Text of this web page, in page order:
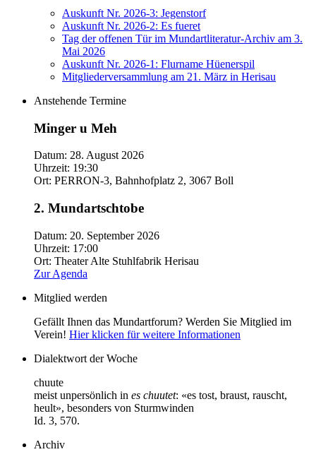
Auskunft Nr. 2026-3: Jegenstorf
Auskunft Nr. 2026-2: Es fueret
Tag der offenen Tür im Mundartliteratur-Archiv am 3.
Mai 2026
Auskunft Nr. 2026-1: Flurname Hüenerspil
Mitgliederversammlung am 21. März in Herisau
Anstehende Termine
Minger u Meh
Datum: 28. August 2026
Uhrzeit: 19:30
Ort: PERRON-3, Bahnhofplatz 2, 3067 Boll
2. Mundartschtobe
Datum: 20. September 2026
Uhrzeit: 17:00
Ort: Theater Alte Stuhlfabrik Herisau
Zur Agenda
Mitglied werden
Gefällt Ihnen das Mundartforum? Werden Sie Mitglied im
Verein! Hier klicken für weitere Informationen
Dialektwort der Woche
chuute
meist unpersönlich in es chuutet: «es tost, braust, rauscht,
heult», besonders von Sturmwinden
Id. 3, 570.
Archiv